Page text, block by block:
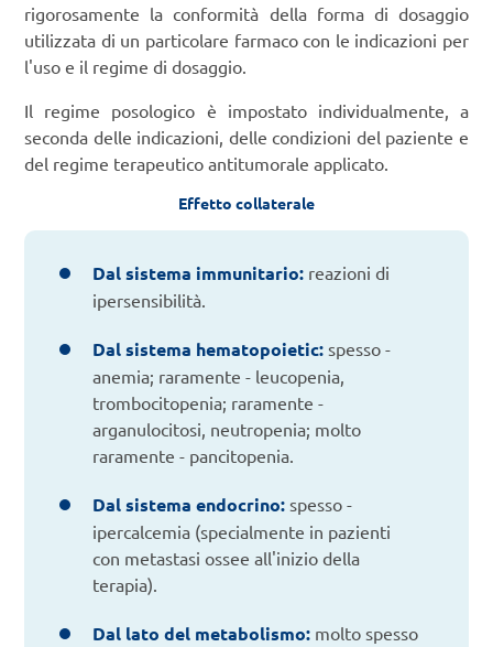
rigorosamente la conformità della forma di dosaggio
utilizzata di un particolare farmaco con le indicazioni per
l'uso e il regime di dosaggio.
Il regime posologico è impostato individualmente, a
seconda delle indicazioni, delle condizioni del paziente e
del regime terapeutico antitumorale applicato.
Effetto collaterale
Dal sistema immunitario: reazioni di
ipersensibilità.
Dal sistema hematopoietic: spesso -
anemia; raramente - leucopenia,
trombocitopenia; raramente -
arganulocitosi, neutropenia; molto
raramente - pancitopenia.
Dal sistema endocrino: spesso -
ipercalcemia (specialmente in pazienti
con metastasi ossee all'inizio della
terapia).
Dal lato del metabolismo: molto spesso